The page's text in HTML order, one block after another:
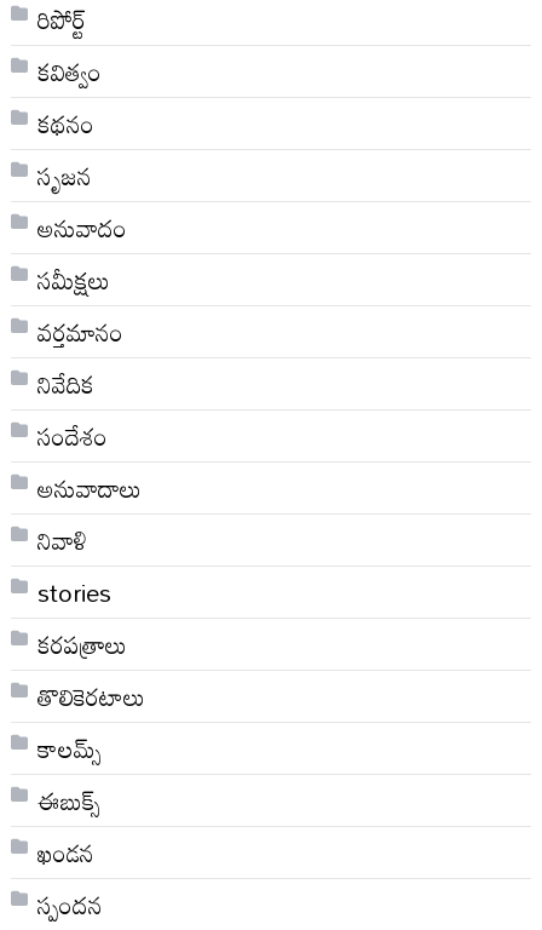
రిపోర్ట్
కవిత్వం
కథనం
సృజన
అనువాదం
సమీక్షలు
వర్తమానం
నివేదిక
సందేశం
అనువాదాలు
నివాళి
stories
కరపత్రాలు
తొలికెరటాలు
కాలమ్స్
ఈబుక్స్
ఖండన
స్పందన